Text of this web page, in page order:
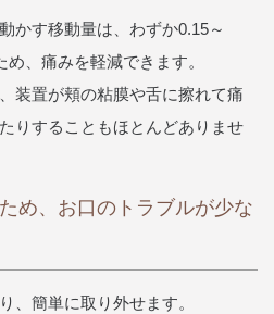
かす移動量は、わずか0.15～
、痛みを軽減できます。
装置が頬の粘膜や舌に擦れて痛
りすることもほとんどありませ
め、お口のトラブルが少な
、簡単に取り外せます。